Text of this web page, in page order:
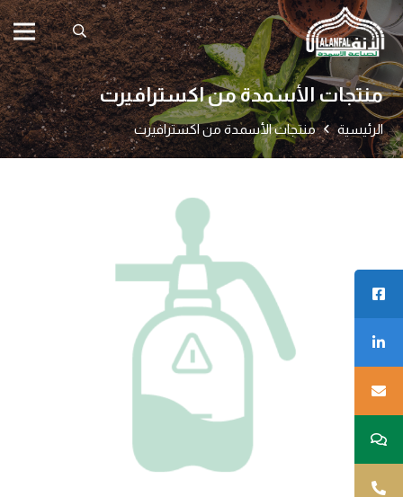
منتجات الأسمدة من اكسترافيرت
الرئيسية منتجات الأسمدة من اكسترافيرت